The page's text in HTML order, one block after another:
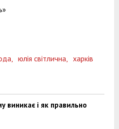
юлія світлична, харків
виникає і як правильно